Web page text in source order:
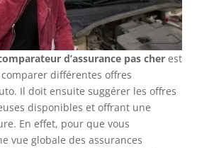
d’assurance pas cherest
comparer différentes offres
Il doit ensuite suggérer les offres
disponibles et offrant une
En effet, pour que vous
vue globale des assurances